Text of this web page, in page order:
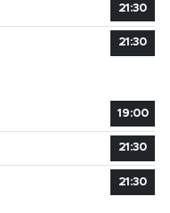
21:30
21:30
19:00
21:30
21:30